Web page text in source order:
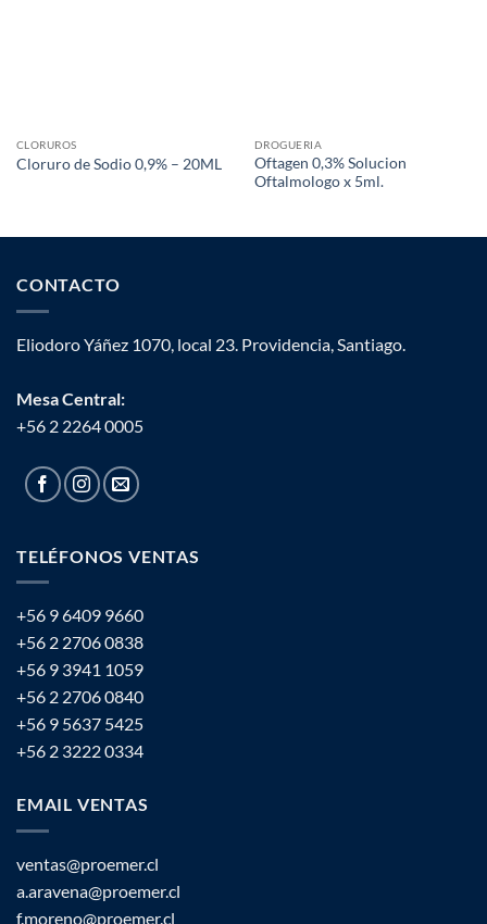
CLORUROS
Cloruro de Sodio 0,9% – 20ML
DROGUERIA
Oftagen 0,3% Solucion
Oftalmologo x 5ml.
CONTACTO
Eliodoro Yáñez 1070, local 23. Providencia, Santiago.
Mesa Central:
+56 2 2264 0005
TELÉFONOS VENTAS
+56 9 6409 9660
+56 2 2706 0838
+56 9 3941 1059
+56 2 2706 0840
+56 9 5637 5425
+56 2 3222 0334
EMAIL VENTAS
ventas@proemer.cl
a.aravena@proemer.cl
f.moreno@proemer.cl